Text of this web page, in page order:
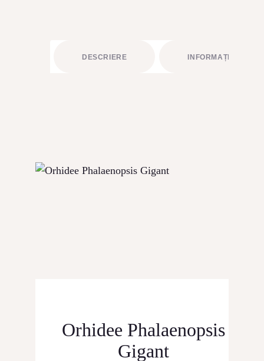
DESCRIERE INFORMAȚII
Orhidee Phalaenopsis
Gigant